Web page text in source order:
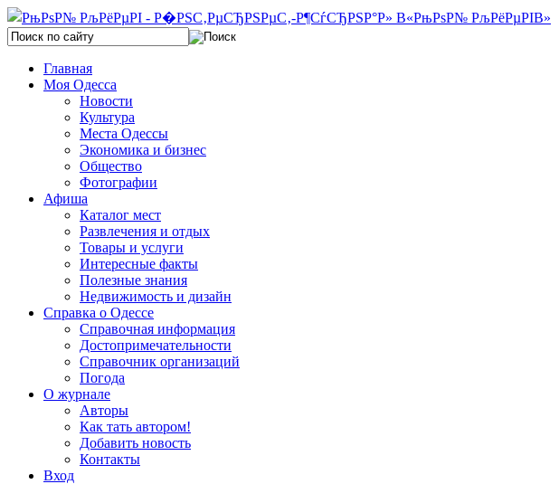
Главная
Моя Одесса
Новости
Культура
Места Одессы
Экономика и бизнес
Общество
Фотографии
Афиша
Каталог мест
Развлечения и отдых
Товары и услуги
Интересные факты
Полезные знания
Недвижимость и дизайн
Справка о Одессе
Справочная информация
Достопримечательности
Справочник организаций
Погода
О журнале
Авторы
Как тать автором!
Добавить новость
Контакты
Вход